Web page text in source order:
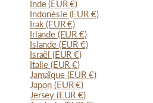
Inde(EUR €)
Indonésie (EUR €)
Irak(EUR €)
Irlande (EUR €)
Islande (EUR €)
Israël (EUR €)
Italie (EUR €)
Jamaïque (EUR €)
Japon(EUR €)
Jersey (EUR €)